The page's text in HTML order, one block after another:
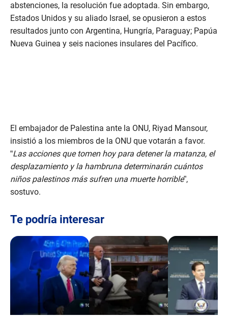
abstenciones, la resolución fue adoptada. Sin embargo,
Estados Unidos y su aliado Israel, se opusieron a estos
resultados junto con Argentina, Hungría, Paraguay; Papúa
Nueva Guinea y seis naciones insulares del Pacífico.
El embajador de Palestina ante la ONU, Riyad Mansour,
insistió a los miembros de la ONU que votarán a favor.
“Las acciones que tomen hoy para detener la matanza, el
desplazamiento y la hambruna determinarán cuántos
niños palestinos más sufren una muerte horrible”,
sostuvo.
Te podría interesar